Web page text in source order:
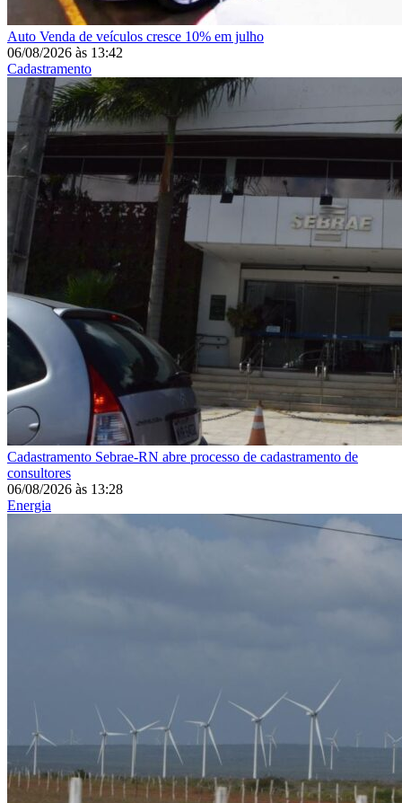
Auto Venda de veículos cresce 10% em julho
06/08/2026 às 13:42
Cadastramento
Cadastramento Sebrae-RN abre processo de cadastramento de
consultores
06/08/2026 às 13:28
Energia